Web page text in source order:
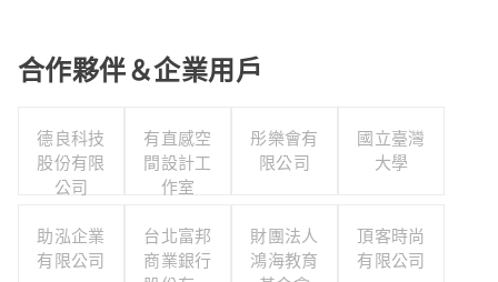
合作夥伴＆企業用戶
德良科技
股份有限
公司
有直感空
間設計工
作室
彤樂會有
限公司
國立臺灣
大學
助泓企業
有限公司
台北富邦
商業銀行
財團法人
鴻海教育
頂客時尚
有限公司